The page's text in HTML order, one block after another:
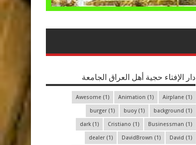
دار الإفتاء حجية أهل العراق الجامعة
Airplane (1)
Animation (1)
Awesome (1)
background (1)
buoy(1)
burger (1)
Businessman (1)
Cristiano (1)
dark (1)
David (1)
DavidBrown (1)
dealer (1)